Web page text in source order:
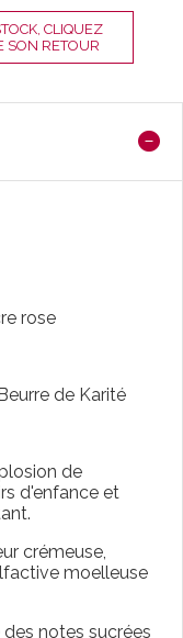
CLIQUEZ
SON RETOUR
A PAPA
rose
de Karité
de
d'enfance et
crémeuse,
moelleuse
notes sucrées